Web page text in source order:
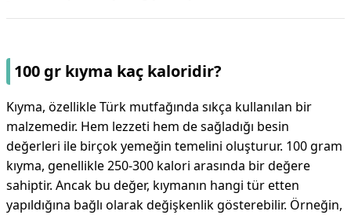
100 gr kıyma kaç kaloridir?
Kıyma, özellikle Türk mutfağında sıkça kullanılan bir
malzemedir. Hem lezzeti hem de sağladığı besin
değerleri ile birçok yemeğin temelini oluşturur. 100 gram
kıyma, genellikle 250-300 kalori arasında bir değere
sahiptir. Ancak bu değer, kıymanın hangi tür etten
yapıldığına bağlı olarak değişkenlik gösterebilir. Örneğin,